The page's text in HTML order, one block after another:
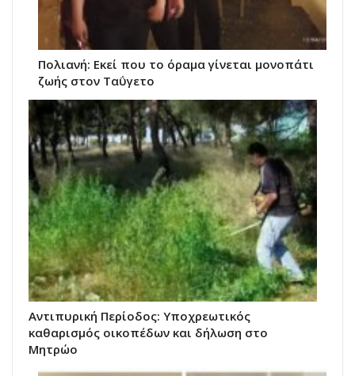
Πολιανή: Εκεί που το όραμα γίνεται μονοπάτι
ζωής στον Ταΰγετο
Αντιπυρική Περίοδος: Υποχρεωτικός
καθαρισμός οικοπέδων και δήλωση στο
Μητρώο